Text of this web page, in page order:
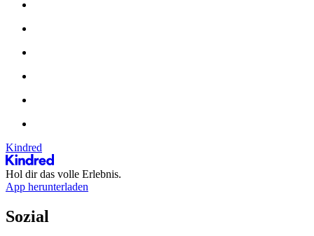
Kindred
Hol dir das volle Erlebnis.
App herunterladen
Sozial